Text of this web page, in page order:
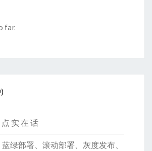
far.
实 在 话
绿部署、滚动部署、灰度发布、